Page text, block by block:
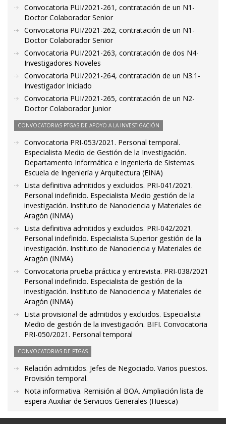
Convocatoria PUI/2021-261, contratación de un N1-
Doctor Colaborador Senior
Convocatoria PUI/2021-262, contratación de un N1-
Doctor Colaborador Senior
Convocatoria PUI/2021-263, contratación de dos N4-
Investigadores Noveles
Convocatoria PUI/2021-264, contratación de un N3.1-
Investigador Iniciado
Convocatoria PUI/2021-265, contratación de un N2-
Doctor Colaborador Junior
CONVOCATORIAS PTGAS DE APOYO A LA INVESTIGACIÓN
Convocatoria PRI-053/2021. Personal temporal.
Especialista Medio de Gestión de la Investigación.
Departamento Informática e Ingeniería de Sistemas.
Escuela de Ingeniería y Arquitectura (EINA)
Lista definitiva admitidos y excluidos. PRI-041/2021.
Personal indefinido. Especialista Medio gestión de la
investigación. Instituto de Nanociencia y Materiales de
Aragón (INMA)
Lista definitiva admitidos y excluidos. PRI-042/2021.
Personal indefinido. Especialista Superior gestión de la
investigación. Instituto de Nanociencia y Materiales de
Aragón (INMA)
Convocatoria prueba práctica y entrevista. PRI-038/2021
Personal indefinido. Especialista de gestión de la
investigación. Instituto de Nanociencia y Materiales de
Aragón (INMA)
Lista provisional de admitidos y excluidos. Especialista
Medio de gestión de la investigación. BIFI. Convocatoria
PRI-050/2021. Personal temporal
CONVOCATORIAS DE PTGAS
Relación admitidos. Jefes de Negociado. Varios puestos.
Provisión temporal.
Nota informativa. Remisión al BOA. Ampliación lista de
espera Auxiliar de Servicios Generales (Huesca)